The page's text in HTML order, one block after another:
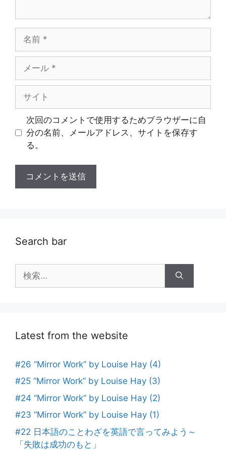
ル
次回のコメントで使用するためブラウザーに自
分の名前、メールアドレス、サイトを保存す
る。
Search bar
索:
Latest from the website
#26 “Mirror Work” by Louise Hay (4)
#25 “Mirror Work” by Louise Hay (3)
#24 “Mirror Work” by Louise Hay (2)
#23 “Mirror Work” by Louise Hay (1)
#22 日本語のことわざを英語で言ってみよう～
「失敗は成功のもと」